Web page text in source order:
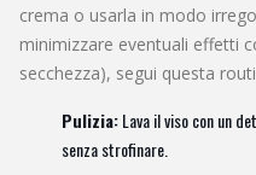
crema o usarla in modo
minimizzare eventuali effetti
secchezza), segui questa
Pulizia:Lava il viso con un
senza strofinare.